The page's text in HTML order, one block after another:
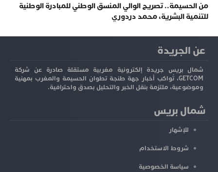
من الحسيمة.. تصريح الوالي المنسق الوطني للمبادرة الوطنية
للتنمية البشرية، محمد دردوري
عن الجريدة
شمال بريس جريدة إلكترونية مغربية مستقلة صادرة عن شركة
GETCOM، تُواكب أخبار جهة طنجة تطوان الحسيمة والمغرب بمهنية
وموضوعية، ملتزمة بنقل الخبر والتحليل بصدق واحترافية.
شمال بريس
للإشهار
شروط الاستخدام
سياسة الخصوصية